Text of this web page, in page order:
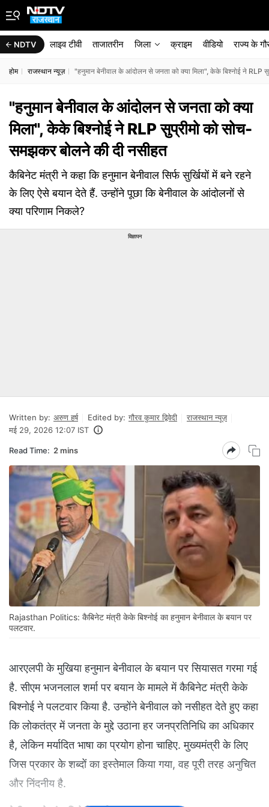
NDTV लाइव टीवी ताजातरीन जिला क्राइम वीडियो राज्‍य के
होम राजस्थान न्यूज़ "हनुमान बेनीवाल के आंदोलन से जनता को क्या मिला", केके बिश्नोई ने RLP
"हनुमान बेनीवाल के आंदोलन से जनता को क्या
मिला", केके बिश्नोई ने RLP सुप्रीमो को सोच-
समझकर बोलने की दी नसीहत
कैबिनेट मंत्री ने कहा कि हनुमान बेनीवाल सिर्फ सुर्खियों में बने रहने
के लिए ऐसे बयान देते हैं. उन्होंने पूछा कि बेनीवाल के आंदोलनों से
क्या परिणाम निकले?
विज्ञापन
Written by: अरुण हर्ष Edited by: गौरव कुमार द्विवेदी
राजस्थान न्यूज़
मई 29, 2026 12:07 IST
Read Time: 2 mins
Rajasthan Politics: कैबिनेट मंत्री केके बिश्नोई का हनुमान बेनीवाल के बयान पर
पलटवार.
आरएलपी के मुखिया हनुमान बेनीवाल के बयान पर सियासत गरमा गई
है. सीएम भजनलाल शर्मा पर बयान के मामले में कैबिनेट मंत्री केके
बिश्नोई ने पलटवार किया है. उन्होंने बेनीवाल को नसीहत देते हुए कहा
कि लोकतंत्र में जनता के मुद्दे उठाना हर जनप्रतिनिधि का अधिकार
है, लेकिन मर्यादित भाषा का प्रयोग होना चाहिए. मुख्यमंत्री के लिए
जिस प्रकार के शब्दों का इस्तेमाल किया गया, वह पूरी तरह अनुचित
और निंदनीय है.